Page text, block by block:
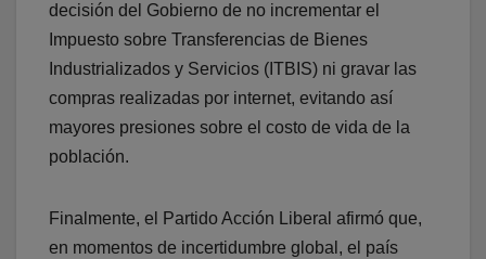
decisión del Gobierno de no incrementar el
Impuesto sobre Transferencias de Bienes
Industrializados y Servicios (ITBIS) ni gravar las
compras realizadas por internet, evitando así
mayores presiones sobre el costo de vida de la
población.
Finalmente, el Partido Acción Liberal afirmó que,
en momentos de incertidumbre global, el país